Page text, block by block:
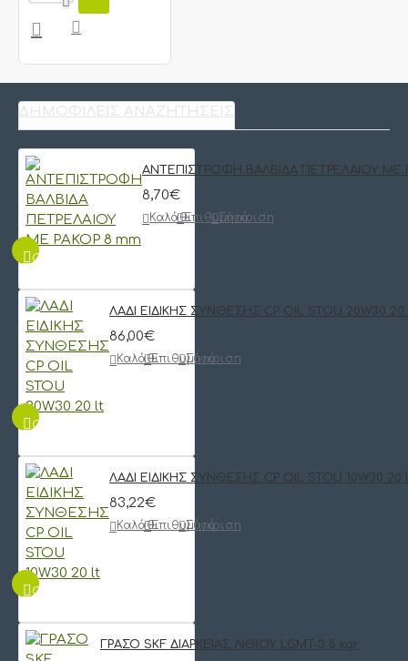
ΔΗΜΟΦΙΛΕΊΣ ΑΝΑΖΗΤΉΣΕΙΣ
QUICKVIEW
ΑΝΤΕΠΙΣΤΡΟΦΗ ΒΑΛΒΙΔΑ ΠΕΤΡΕΛΑΙΟΥ ΜΕ
8,70€
ΚαλάθιΕπιθυμητό
Σύγκριση
QUICKVIEW
ΛΑΔΙ ΕΙΔΙΚΗΣ ΣΥΝΘΕΣΗΣ CP OIL STOU 20W30
86,00€
ΚαλάθιΕπιθυμητό
Σύγκριση
QUICKVIEW
ΛΑΔΙ ΕΙΔΙΚΗΣ ΣΥΝΘΕΣΗΣ CP OIL STOU 10W30 20
83,22€
ΚαλάθιΕπιθυμητό
Σύγκριση
ΓΡΑΣΟ SKF ΔΙΑΡΚΕΙΑΣ ΛΙΘΙΟΥ LGMT-3 5 kgr